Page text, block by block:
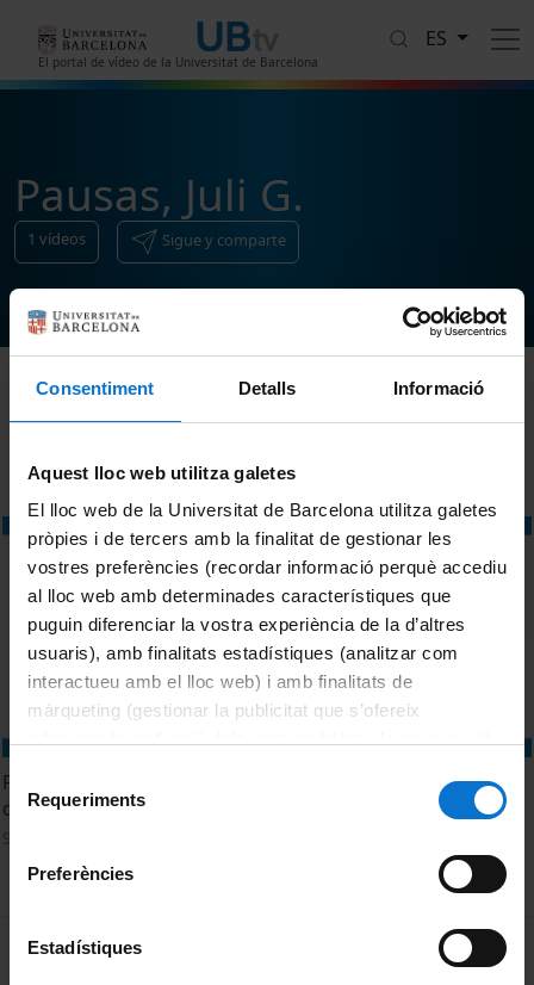
Consentiment Detalls Informació
Aquest lloc web utilitza galetes
El lloc web de la Universitat de Barcelona utilitza galetes
pròpies i de tercers amb la finalitat de gestionar les
vostres preferències (recordar informació perquè accediu
al lloc web amb determinades característiques que
puguin diferenciar la vostra experiència de la d’altres
usuaris), amb finalitats estadístiques (analitzar com
interactueu amb el lloc web) i amb finalitats de
màrqueting (gestionar la publicitat que s’ofereix
consultar laPolítica de galetes del lloc web de la
Selecció
de Requeriments
Preferències
Estadístiques
El portal de vídeo de la Universitat de Barcelona
ES
Pausas, Juli G.
1 vídeos Sigue y comparte
Ordenar
Premi Ramon Margalef d'ecologia. Edició 2024. Sessió 9
d'octubre
MENÚ PEU 1